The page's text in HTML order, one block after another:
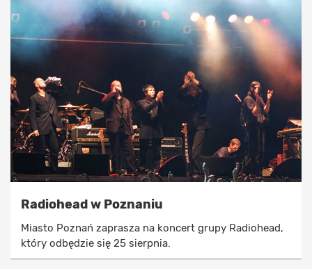
Radiohead w Poznaniu
Miasto Poznań zaprasza na koncert grupy Radiohead,
który odbędzie się 25 sierpnia.